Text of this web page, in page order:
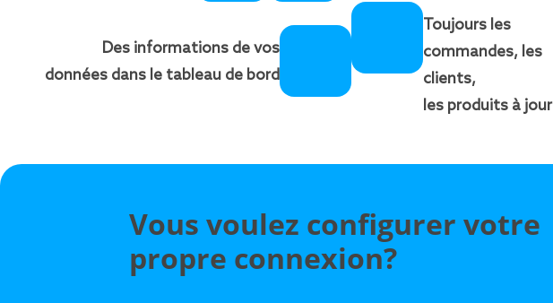
Des informations de vos
données dans le tableau de bord
Toujours les
commandes, les
clients,
les produits à jour
Vous voulez configurer votre
propre connexion?